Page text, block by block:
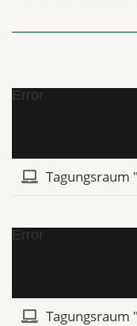
Error
Tagungsraum
Error
Tagungsraum